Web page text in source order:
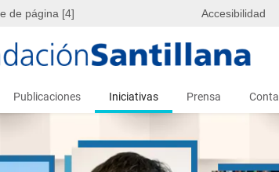
de página [4] Accesibilidad
Publicaciones Iniciativas Prensa